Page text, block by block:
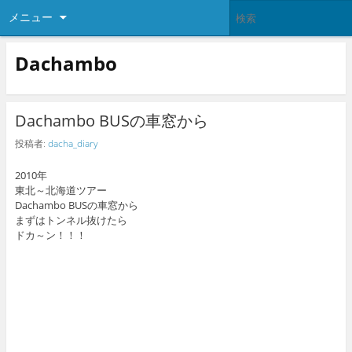
メニュー
Dachambo
Dachambo BUSの車窓から
投稿者: dacha_diary
2010年
東北～北海道ツアー
Dachambo BUSの車窓から
まずはトンネル抜けたら
ドカ～ン！！！